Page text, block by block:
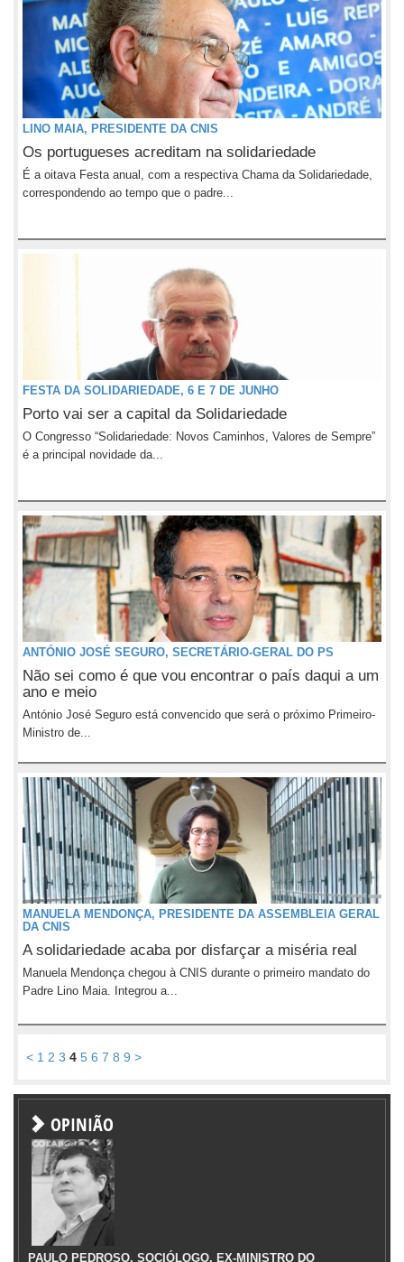
LINO MAIA, PRESIDENTE DA CNIS
Os portugueses acreditam na solidariedade
É a oitava Festa anual, com a respectiva Chama da Solidariedade,
correspondendo ao tempo que o padre...
FESTA DA SOLIDARIEDADE, 6 E 7 DE JUNHO
Porto vai ser a capital da Solidariedade
O Congresso “Solidariedade: Novos Caminhos, Valores de Sempre”
é a principal novidade da...
ANTÓNIO JOSÉ SEGURO, SECRETÁRIO-GERAL DO PS
Não sei como é que vou encontrar o país daqui a um
ano e meio
António José Seguro está convencido que será o próximo Primeiro-
Ministro de...
MANUELA MENDONÇA, PRESIDENTE DA ASSEMBLEIA GERAL
DA CNIS
A solidariedade acaba por disfarçar a miséria real
Manuela Mendonça chegou à CNIS durante o primeiro mandato do
Padre Lino Maia. Integrou a...
< 1 2 3 4 5 6 7 8 9 >
OPINIÃO
PAULO PEDROSO, SOCIÓLOGO, EX-MINISTRO DO